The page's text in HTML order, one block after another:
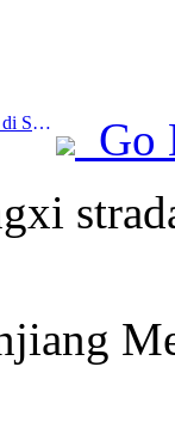
Prev:Il traffico passeggeri dell'aeroporto di Shenzhen ha superato i 3 milioni quest'anno, stabilendo un nuovo record per lo stesso periodo.
Go